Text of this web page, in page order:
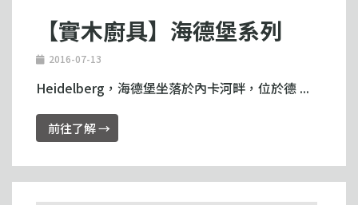
【實木廚具】海德堡系列
2016-07-13
Heidelberg，海德堡坐落於內卡河畔，位於德 ...
前往了解 →